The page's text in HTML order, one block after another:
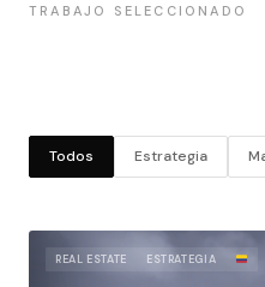
TRABAJO SELECCIONADO
Todos Estrategia
REAL ESTATE ESTRATEGIA